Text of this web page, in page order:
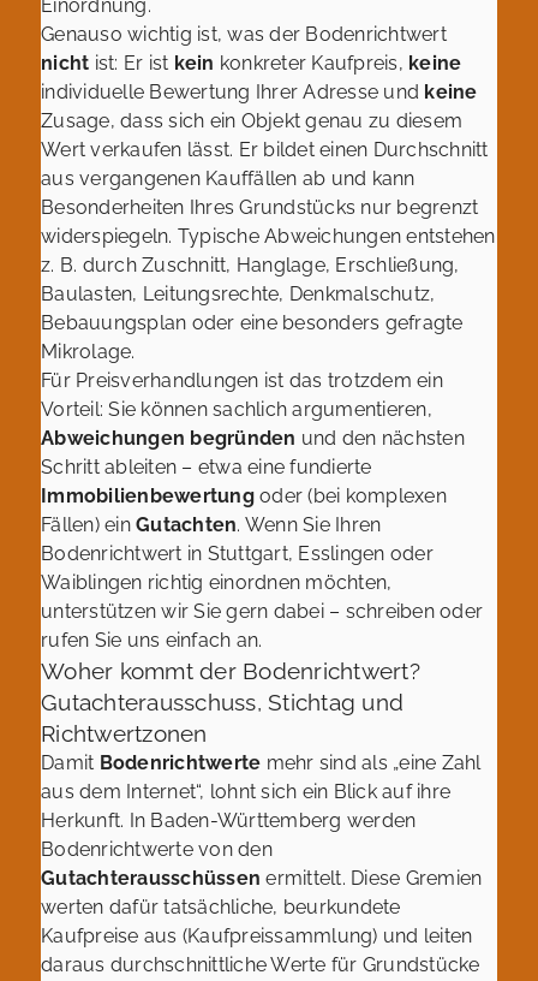
Einordnung.
Genauso wichtig ist, was der Bodenrichtwert
nicht ist: Er ist kein konkreter Kaufpreis, keine
individuelle Bewertung Ihrer Adresse und keine
Zusage, dass sich ein Objekt genau zu diesem
Wert verkaufen lässt. Er bildet einen Durchschnitt
aus vergangenen Kauffällen ab und kann
Besonderheiten Ihres Grundstücks nur begrenzt
widerspiegeln. Typische Abweichungen entstehen
z. B. durch Zuschnitt, Hanglage, Erschließung,
Baulasten, Leitungsrechte, Denkmalschutz,
Bebauungsplan oder eine besonders gefragte
Mikrolage.
Für Preisverhandlungen ist das trotzdem ein
Vorteil: Sie können sachlich argumentieren,
Abweichungen begründen und den nächsten
Schritt ableiten – etwa eine fundierte
Immobilienbewertungoder (bei komplexen
Fällen) einGutachten. Wenn Sie Ihren
Bodenrichtwert in Stuttgart, Esslingen oder
Waiblingen richtig einordnen möchten,
unterstützen wir Sie gern dabei – schreiben oder
rufen Sie uns einfach an.
Woher kommt der Bodenrichtwert?
Gutachterausschuss, Stichtag und
Richtwertzonen
Damit Bodenrichtwerte mehr sind als „eine Zahl
aus dem Internet“, lohnt sich ein Blick auf ihre
Herkunft. In Baden-Württemberg werden
Bodenrichtwerte von den
Gutachterausschüssen ermittelt. Diese Gremien
werten dafür tatsächliche, beurkundete
Kaufpreise aus (Kaufpreissammlung) und leiten
daraus durchschnittliche Werte für Grundstücke